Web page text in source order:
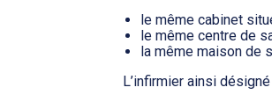
le même cabinet
le même centre de
la même maison de
L’infirmier ainsi